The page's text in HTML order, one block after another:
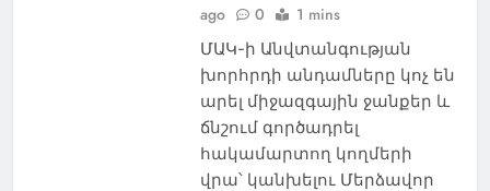
ago
0 1 mins
ՄԱԿ-ի Անվտանգության
խորհրդի անդամները կոչ են
արել միջազգային ջանքեր և
ճնշում գործադրել
հակամարտող կողմերի
վրա՝ կանխելու Մերձավոր